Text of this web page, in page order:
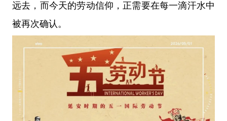
远去，而今天的劳动信仰，正需要在每一滴汗水中
被再次确认。